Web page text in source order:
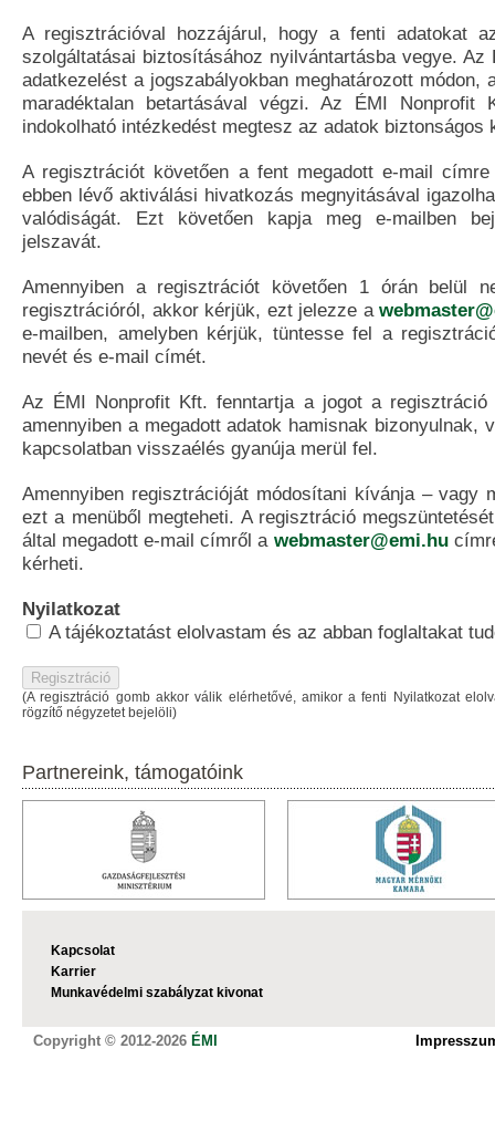
A regisztrációval hozzájárul, hogy a fenti adatokat
szolgáltatásai biztosításához nyilvántartásba vegye. Az
adatkezelést a jogszabályokban meghatározott módon,
maradéktalan betartásával végzi. Az ÉMI Nonprofit
indokolható intézkedést megtesz az adatok biztonságos
A regisztrációt követően a fent megadott e-mail
ebben lévő aktiválási hivatkozás megnyitásával
valódiságát. Ezt követően kapja meg e-mailben
jelszavát.
Amennyiben a regisztrációt követően 1 órán belül
regisztrációról, akkor kérjük, ezt jelezze a
e-mailben, amelyben kérjük, tüntesse fel a
nevét és e-mail címét.
Az ÉMI Nonprofit Kft. fenntartja a jogot a regisztráció
amennyiben a megadott adatok hamisnak bizonyulnak,
kapcsolatban visszaélés gyanúja merül fel.
Amennyiben regisztrációját módosítani kívánja – vagy
ezt a menüből megteheti. A regisztráció
által megadott e-mail címről a webmaster@emi.hu
kérheti.
Nyilatkozat
A tájékoztatást elolvastam és az abban foglaltakat
(A regisztráció gomb akkor válik elérhetővé, amikor a fenti Nyilatkozat
rögzítő négyzetet bejelöli)
Partnereink, támogatóink
Kapcsolat
Karrier
Munkavédelmi szabályzat kivonat
Copyright © 2012-2026 ÉMI